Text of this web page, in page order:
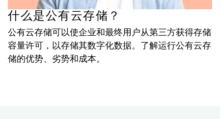
什么是公有云存储？
公有云存储可以使企业和最终用户从第三方获得存储
容量许可，以存储其数字化数据。了解运行公有云存
储的优势、劣势和成本。